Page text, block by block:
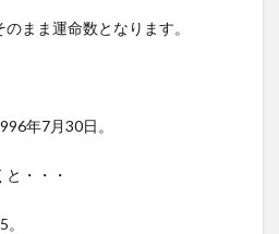
まま運命数となります。
年7月30日。
・・・